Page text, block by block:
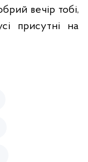
вечір тобі,
присутні на